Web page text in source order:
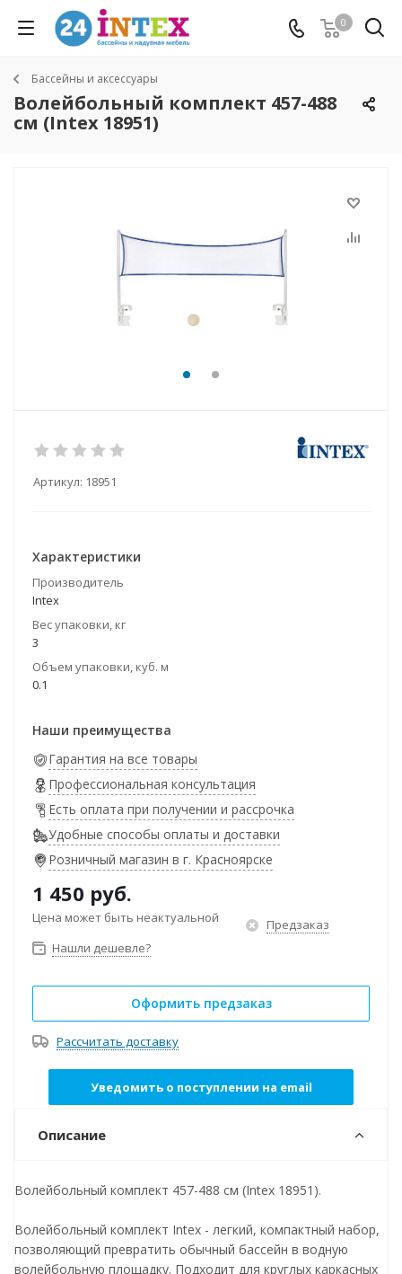
0
Бассейны и аксессуары
Волейбольный комплект 457-488
см (Intex 18951)
Артикул: 18951
Характеристики
Производитель
Intex
Вес упаковки, кг
3
Объем упаковки, куб. м
0.1
Наши преимущества
Гарантия на все товары
Профессиональная консультация
Есть оплата при получении и рассрочка
Удобные способы оплаты и доставки
Розничный магазин в г. Красноярске
1 450 руб.
Цена может быть неактуальной
Предзаказ
Нашли дешевле?
Оформить предзаказ
Рассчитать доставку
Уведомить о поступлении на email
Описание
Волейбольный комплект 457-488 см (Intex 18951).
Волейбольный комплект Intex - легкий, компактный набор,
позволяющий превратить обычный бассейн в водную
волейбольную площадку. Подходит для круглых каркасных